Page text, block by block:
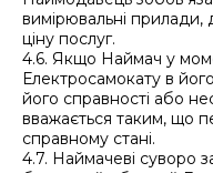
вимірювальні прилади,
ціну послуг.
4.6. Якщо Наймач у
Електросамокату в
його справності або
вважається таким, що
справному стані.
4.7. Наймачеві суворо